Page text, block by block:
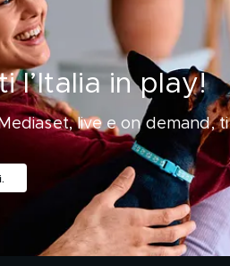
l’Italia in play!
live e on demand, ti